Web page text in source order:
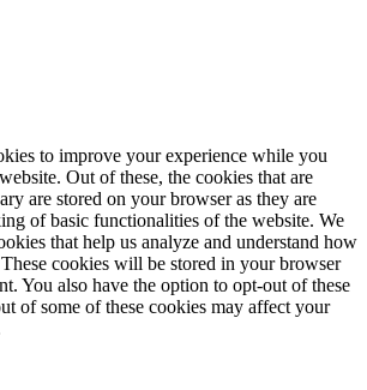
to improve your experience while you
Out of these, the cookies that are
are stored on your browser as they are
of basic functionalities of the website. We
that help us analyze and understand how
cookies will be stored in your browser
You also have the option to opt-out of these
of some of these cookies may affect your